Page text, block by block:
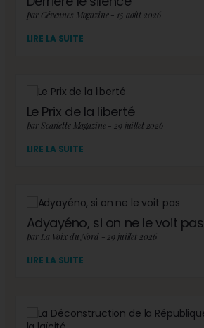
par Cévennes Magazine - 15 août 2026
LIRE LA SUITE
Le Prix de la liberté
par Scarlette Magazine - 29 juillet 2026
LIRE LA SUITE
Adyayéno, si on ne le voit pas
par La Voix du Nord - 29 juillet 2026
LIRE LA SUITE